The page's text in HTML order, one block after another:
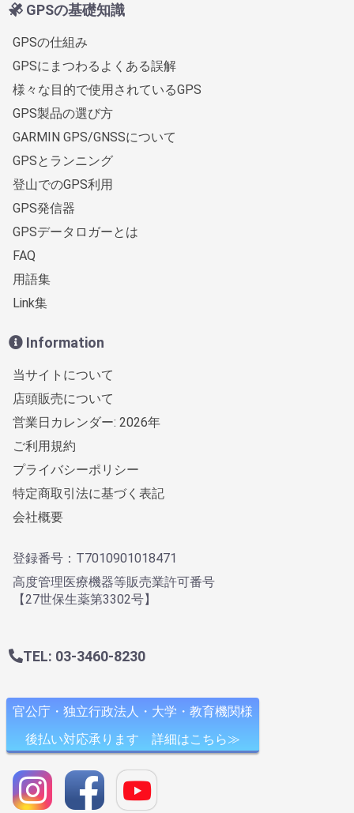
GPSの基礎知識
GPSの仕組み
GPSにまつわるよくある誤解
様々な目的で使用されているGPS
GPS製品の選び方
GARMIN GPS/GNSSについて
GPSとランニング
登山でのGPS利用
GPS発信器
GPSデータロガーとは
FAQ
用語集
Link集
Information
当サイトについて
店頭販売について
営業日カレンダー: 2026年
ご利用規約
プライバシーポリシー
特定商取引法に基づく表記
会社概要
登録番号：T7010901018471
高度管理医療機器等販売業許可番号
【27世保生薬第3302号】
TEL: 03-3460-8230
官公庁・独立行政法人・大学・教育機関様
後払い対応承ります 詳細はこちら≫